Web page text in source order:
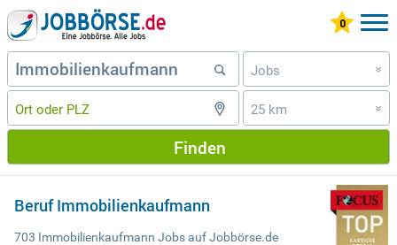
Jobs »
25 km »
Finden
Beruf Immobilienkaufmann
703 Immobilienkaufmann Jobs auf Jobbörse.de